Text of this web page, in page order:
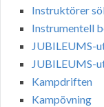
Instruktörer
Instrumentell
JUBILEUMS-
JUBILEUMS-
Kampdriften
Kampövning